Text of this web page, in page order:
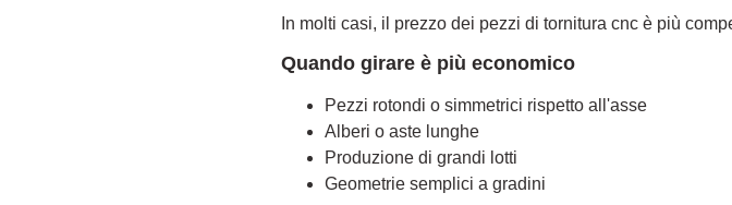
In molti casi, il prezzo dei pezzi di tornitura cnc è più
Quando girare è più economico
Pezzi rotondi o simmetrici rispetto all'asse
Alberi o aste lunghe
Produzione di grandi lotti
Geometrie semplici a gradini